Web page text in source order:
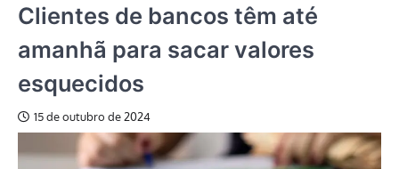
Clientes de bancos têm até
amanhã para sacar valores
esquecidos
15 de outubro de 2024